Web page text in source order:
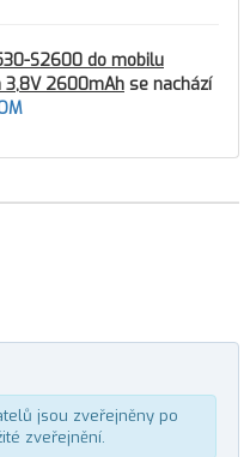
S2600 do mobilu
3,8V 2600mAh se nachází
jsou zveřejněny po
zveřejnění.